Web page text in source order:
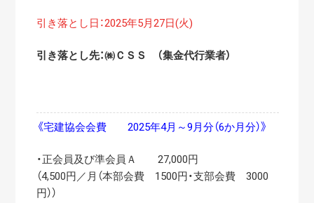
引き落とし日：2025年5月27日(火)
引き落とし先：㈱ＣＳＳ （集金代行業者）
《宅建協会会費 2025年4月～9月分（6か月分）》
・正会員及び準会員Ａ 27,000円
（4,500円／月（本部会費 1500円・支部会費 3000
円））